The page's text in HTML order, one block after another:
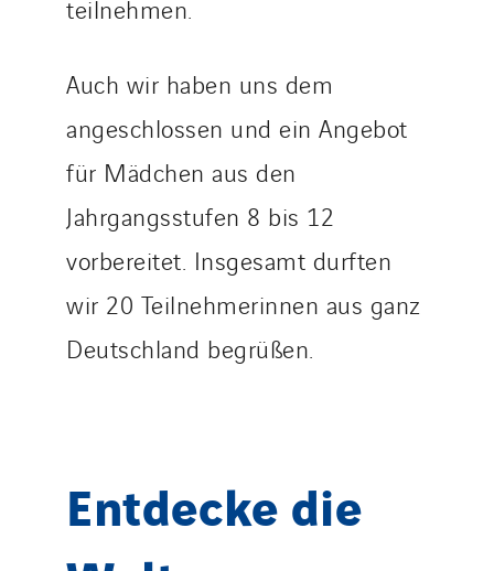
teilnehmen.
Auch wir haben uns dem
angeschlossen und ein Angebot
für Mädchen aus den
Jahrgangsstufen 8 bis 12
vorbereitet. Insgesamt durften
wir 20 Teilnehmerinnen aus ganz
Deutschland begrüßen.
Entdecke die